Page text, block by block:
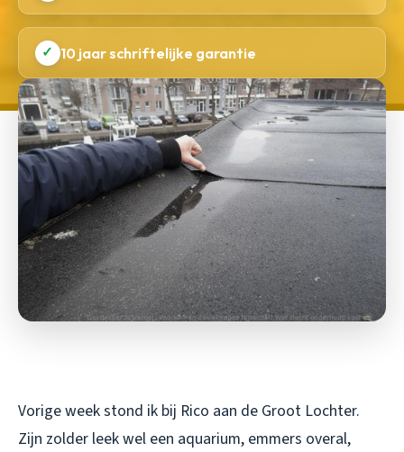
✓ 10 jaar schriftelijke garantie
Vorige week stond ik bij Rico aan de Groot Lochter.
Zijn zolder leek wel een aquarium, emmers overal,